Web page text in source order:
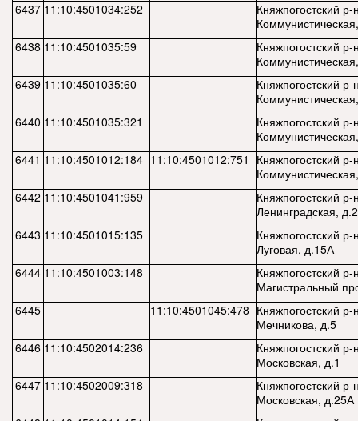
6437 11:10:4501034:252
Княжпогостский
6438 11:10:4501035:59
Княжпогостский
6439 11:10:4501035:60
Княжпогостский
6440 11:10:4501035:321
Княжпогостский
6441 11:10:4501012:184 11:10:4501012:751
Княжпогостский
6442 11:10:4501041:959
Княжпогостский
Ленинградская,
6443 11:10:4501015:135
Княжпогостский
Луговая, д.15А
6444 11:10:4501003:148
Княжпогостский
Магистральный
6445
11:10:4501045:478 Княжпогостский
Мечникова, д.5
6446 11:10:4502014:236
Княжпогостский
Московская, д.1
6447 11:10:4502009:318
Княжпогостский
Московская, д.25А